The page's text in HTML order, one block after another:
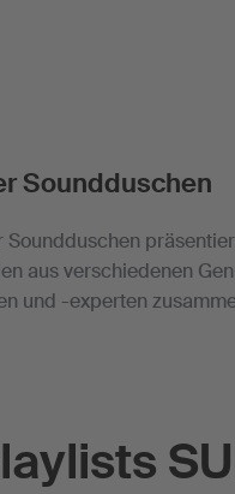
Soundduschen
Soundduschen
aus verschiedenen
und -experten